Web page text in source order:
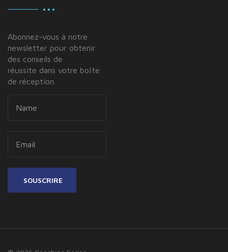
Abonnez-vous à notre
newsletter pour obtenir
des conseils de
réussite dans votre boîte
de réception.
SOUSCRIRE